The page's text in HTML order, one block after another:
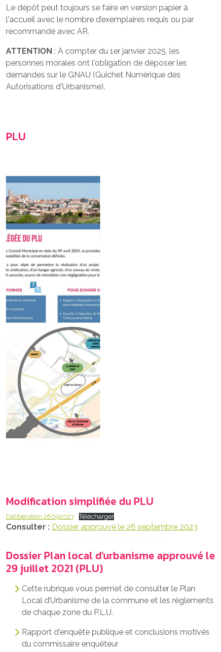
Le dépôt peut toujours se faire en version papier à
l'accueil avec le nombre d’exemplaires requis ou par
recommandé avec AR.
ATTENTION : À compter du 1er janvier 2025, les
personnes morales ont l'obligation de déposer les
demandes sur le GNAU (Guichet Numérique des
Autorisations d'Urbanisme).
PLU
Modification simplifiée du PLU
Délibération 26092023 Télécharger
Consulter : Dossier approuvé le 26 septembre 2023
Dossier Plan local d'urbanisme approuvé le
29 juillet 2021 (PLU)
Cette rubrique vous permet de consulter le Plan
Local d’Urbanisme de la commune et les règlements
de chaque zone du P.L.U.
Rapport d'enquête publique et conclusions motivés
du commissaire enquêteur